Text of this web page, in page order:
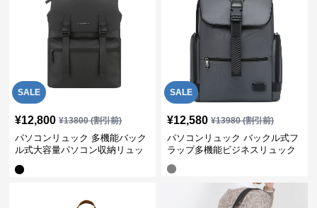
SALE
¥12,800 ¥13800(割引前)
パソコンリュック 多機能バック
ル式大容量パソコン収納リュッ
SALE
¥12,580 ¥13980(割引前)
パソコンリュック バックル式フ
ラップ多機能ビジネスリュック